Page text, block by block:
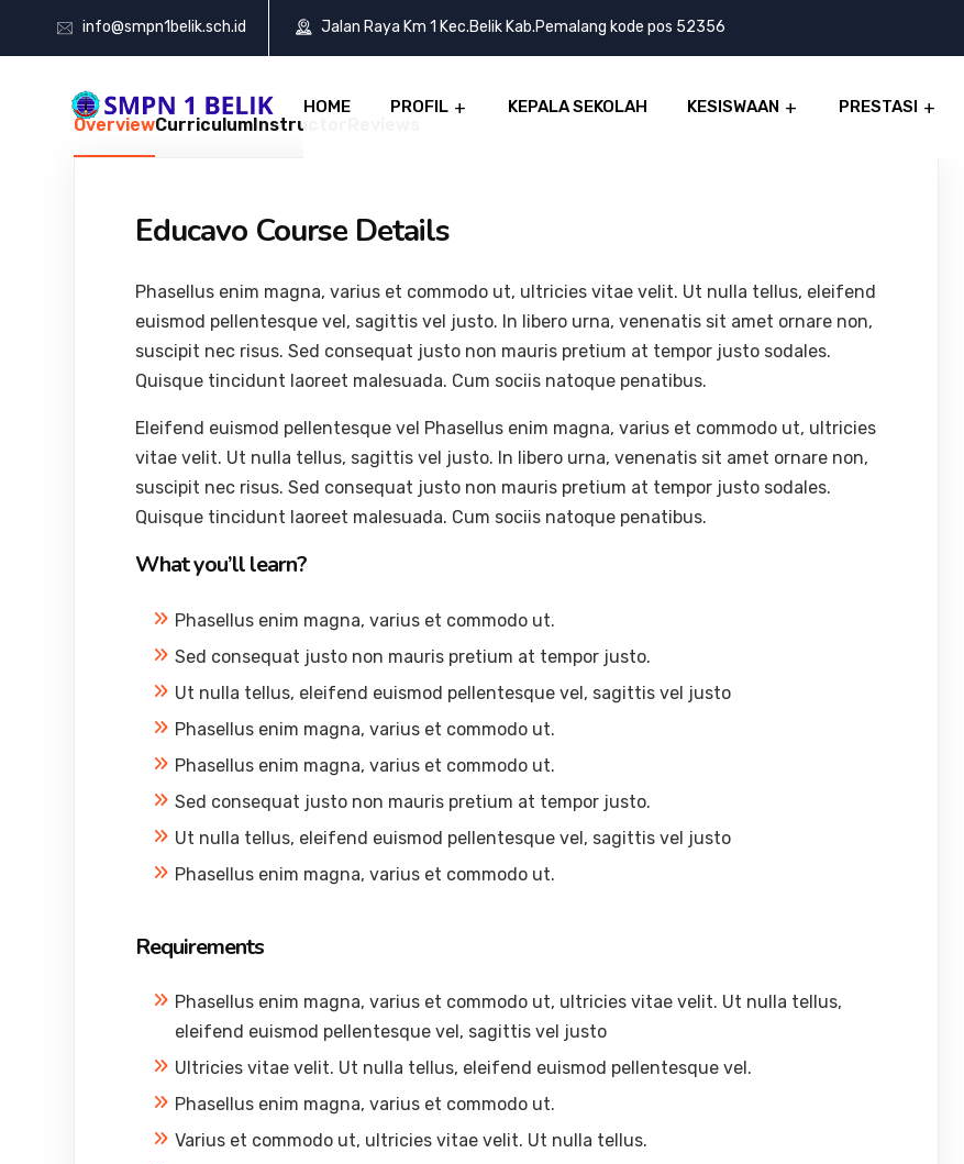
info@smpn1belik.sch.id Jalan Raya Km 1 Kec.Belik Kab.Pemalang kode pos 52356
HOME PROFIL KEPALA SEKOLAH KESISWAAN PRESTASI
OverviewCurriculumInstructor
Educavo Course Details
Phasellus enim magna, varius et commodo ut, ultricies vitae velit. Ut nulla tellus, eleifend
euismod pellentesque vel, sagittis vel justo. In libero urna, venenatis sit amet ornare non,
suscipit nec risus. Sed consequat justo non mauris pretium at tempor justo sodales.
Quisque tincidunt laoreet malesuada. Cum sociis natoque penatibus.
Eleifend euismod pellentesque vel Phasellus enim magna, varius et commodo ut, ultricies
vitae velit. Ut nulla tellus, sagittis vel justo. In libero urna, venenatis sit amet ornare non,
suscipit nec risus. Sed consequat justo non mauris pretium at tempor justo sodales.
Quisque tincidunt laoreet malesuada. Cum sociis natoque penatibus.
What you’ll learn?
Phasellus enim magna, varius et commodo ut.
Sed consequat justo non mauris pretium at tempor justo.
Ut nulla tellus, eleifend euismod pellentesque vel, sagittis vel justo
Phasellus enim magna, varius et commodo ut.
Phasellus enim magna, varius et commodo ut.
Sed consequat justo non mauris pretium at tempor justo.
Ut nulla tellus, eleifend euismod pellentesque vel, sagittis vel justo
Phasellus enim magna, varius et commodo ut.
Requirements
Phasellus enim magna, varius et commodo ut, ultricies vitae velit. Ut nulla tellus,
eleifend euismod pellentesque vel, sagittis vel justo
Ultricies vitae velit. Ut nulla tellus, eleifend euismod pellentesque vel.
Phasellus enim magna, varius et commodo ut.
Varius et commodo ut, ultricies vitae velit. Ut nulla tellus.